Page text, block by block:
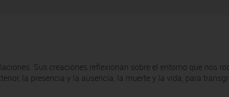
Sus creaciones reflexionan sobre el entorno que nos
la presencia y la ausencia, la muerte y la vida, para